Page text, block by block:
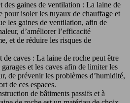
des gaines de ventilation : La laine de
pour isoler les tuyaux de chauffage et
les gaines de ventilation, afin de
d’améliorer l’efficacité
et de réduire les risques de
de caves : La laine de roche peut être
et les caves afin de limiter les
de prévenir les problèmes d’humidité,
de ces espaces.
de bâtiments passifs et à